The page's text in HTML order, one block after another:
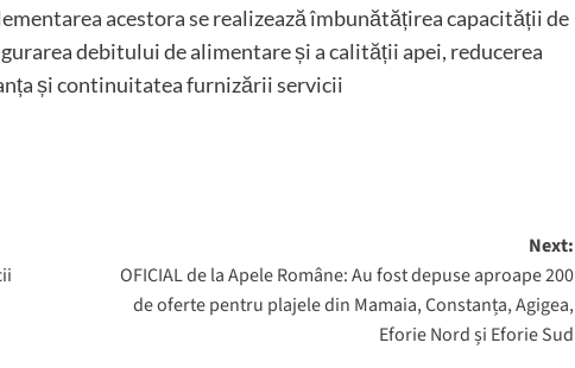
acestora se realizează îmbunătățirea capacității de
debitului de alimentare și a calității apei, reducerea
și continuitatea furnizării servicii
Next:
OFICIAL de la Apele Române: Au fost depuse aproape 200
de oferte pentru plajele din Mamaia, Constanța, Agigea,
Eforie Nord și Eforie Sud